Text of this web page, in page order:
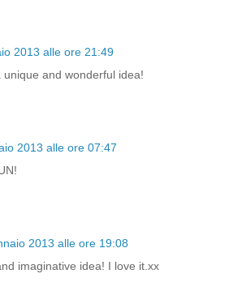
2013 alle ore 21:49
unique and wonderful idea!
2013 alle ore 07:47
2013 alle ore 19:08
imaginative idea! I love it.xx